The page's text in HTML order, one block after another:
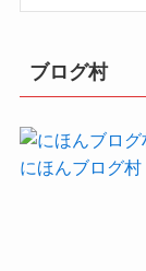
ブログ村
にほんブログ村